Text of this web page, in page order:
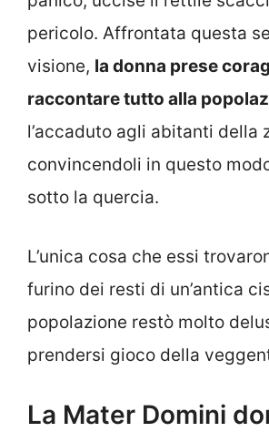
pericolo. Affrontata questa
visione, la donna prese
raccontare tutto alla
l’accaduto agli abitanti della
convincendoli in questo
sotto la quercia.
L’unica cosa che essi
furino dei resti di un’antica
popolazione restò molto
prendersi gioco della
La Mater Domini